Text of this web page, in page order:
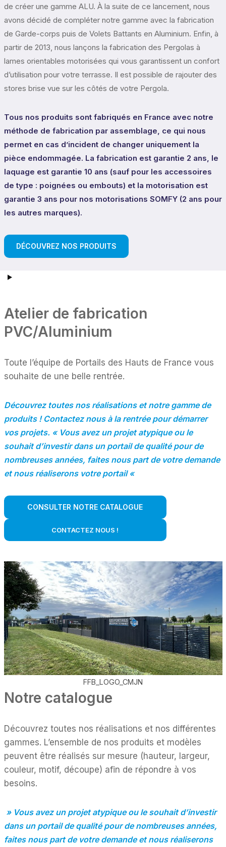
de créer une gamme ALU. À la suite de ce lancement, nous
avons décidé de compléter notre gamme avec la fabrication
de Garde-corps puis de Volets Battants en Aluminium. Enfin, à
partir de 2013, nous lançons la fabrication des Pergolas à
lames orientables motorisées qui vous garantissent un confort
d’utilisation pour votre terrasse. Il est possible de rajouter des
stores brise vue sur les côtés de votre Pergola.
Tous nos produits sont fabriqués en France avec notre
méthode de fabrication par assemblage, ce qui nous
permet en cas d’incident de changer uniquement la
pièce endommagée. La fabrication est garantie 2 ans, le
laquage est garantie 10 ans (sauf pour les accessoires
de type : poignées ou embouts) et la motorisation est
garantie 3 ans pour nos motorisations SOMFY (2 ans pour
les autres marques).
DÉCOUVREZ NOS PRODUITS
Atelier de fabrication
PVC/Aluminium
Toute l’équipe de Portails des Hauts de France vous
souhaite de une belle rentrée.
Découvrez toutes nos réalisations et notre gamme de
produits ! Contactez nous à la rentrée pour démarrer
vos projets. « Vous avez un projet atypique ou le
souhait d’investir dans un portail de qualité pour de
nombreuses années, faites nous part de votre demande
et nous réaliserons votre portail «
CONSULTER NOTRE CATALOGUE
CONTACTEZ NOUS !
FFB_LOGO_CMJN
Notre catalogue
Découvrez toutes nos réalisations et nos différentes
gammes. L’ensemble de nos produits et modèles
peuvent être réalisés sur mesure (hauteur, largeur,
couleur, motif, découpe) afin de répondre à vos
besoins.
» Vous avez un projet atypique ou le souhait d’investir
dans un portail de qualité pour de nombreuses années,
faites nous part de votre demande et nous réaliserons